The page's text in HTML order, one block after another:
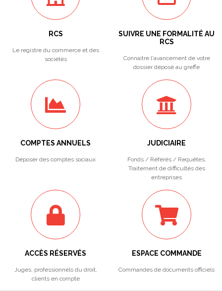
RCS
Le registre du commerce et des
sociétés
SUIVRE UNE FORMALITÉ AU
RCS
Connaitre l'avancement de votre
dossier déposé au greffe
COMPTES ANNUELS
Déposer des comptes sociaux
JUDICIAIRE
Fonds / Référés / Requêtes.
Traitement de difficultés des
entreprises
ACCÈS RÉSERVÉS
Juges, professionnels du droit,
clients en compte
ESPACE COMMANDE
Commandes de documents officiels